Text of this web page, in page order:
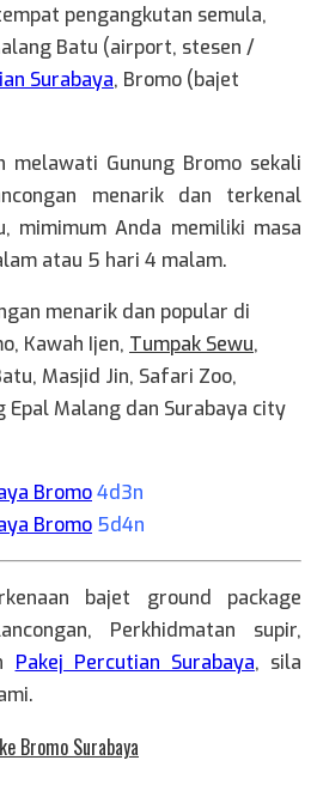
pengangkutan semula,
Batu (airport, stesen /
Surabaya, Bromo (bajet
melawati Gunung Bromo sekali
menarik dan terkenal
mimimum Anda memiliki masa
atau 5 hari 4 malam.
menarik dan popular di
Kawah Ijen, Tumpak Sewu,
Masjid Jin, Safari Zoo,
Epal Malang dan Surabaya city
Bromo4d3n
Bromo 5d4n
bajet ground package
Perkhidmatan supir,
Pakej Percutian Surabaya, sila
Bromo Surabaya